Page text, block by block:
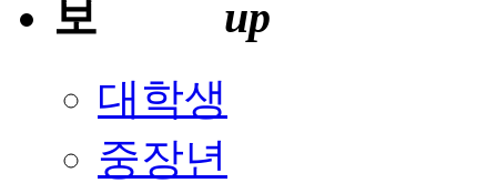
대학생
중장년